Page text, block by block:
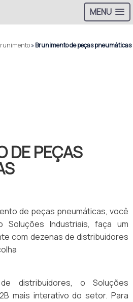
MENU
»Brunimento de peças pneumáticas
DE PEÇAS
de peças pneumáticas, você
Industriais, faça um
com dezenas de distribuidores
distribuidores, o Soluções
mais interativo do setor. Para